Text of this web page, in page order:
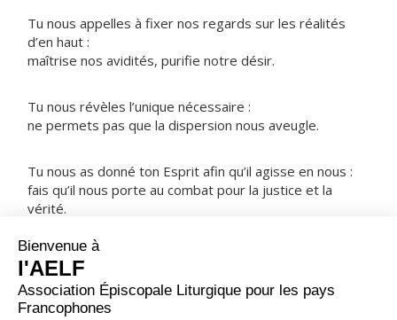
Tu nous appelles à fixer nos regards sur les réalités
d’en haut :
maîtrise nos avidités, purifie notre désir.
Tu nous révèles l’unique nécessaire :
ne permets pas que la dispersion nous aveugle.
Tu nous as donné ton Esprit afin qu’il agisse en nous :
fais qu’il nous porte au combat pour la justice et la
vérité.
NOTRE PÈRE
ORAISON